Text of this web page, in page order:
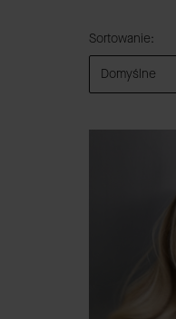
Lista
Sortowanie:
Domyślne